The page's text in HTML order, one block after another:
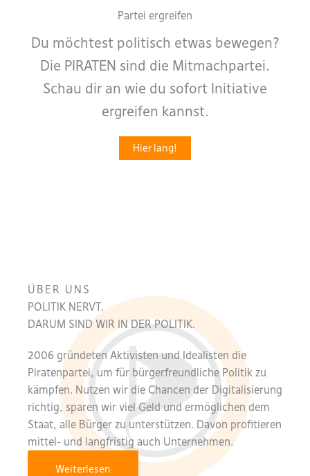
Partei ergreifen
Du möchtest politisch etwas bewegen?
Die PIRATEN sind die Mitmachpartei.
Schau dir an wie du sofort Initiative
ergreifen kannst.
Hier lang!
ÜBER UNS
POLITIK NERVT.
DARUM SIND WIR IN DER POLITIK.
2006 gründeten Aktivisten und Idealisten die
Piratenpartei, um für bürgerfreundliche Politik zu
kämpfen. Nutzen wir die Chancen der Digitalisierung
richtig, sparen wir viel Geld und ermöglichen dem
Staat, alle Bürger zu unterstützen. Davon profitieren
mittel- und langfristig auch Unternehmen.
Weiterlesen